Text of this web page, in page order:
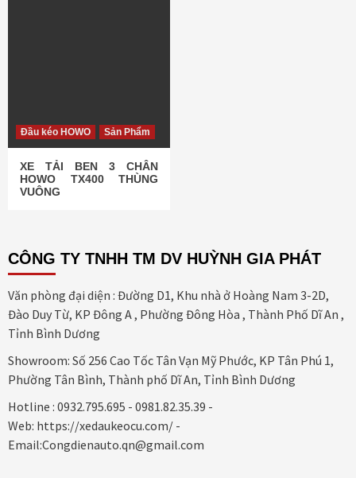
Đầu kéo HOWO Sản Phẩm
XE TẢI BEN 3 CHÂN
HOWO TX400 THÙNG
VUÔNG
CÔNG TY TNHH TM DV HUỲNH GIA PHÁT
Văn phòng đại diện : Đường D1, Khu nhà ở Hoàng Nam 3-2D,
Đào Duy Từ, KP Đông A , Phường Đông Hòa , Thành Phố Dĩ An ,
Tỉnh Bình Dương
Showroom: Số 256 Cao Tốc Tân Vạn Mỹ Phước, KP Tân Phú 1,
Phường Tân Bình, Thành phố Dĩ An, Tỉnh Bình Dương
Hotline : 0932.795.695 - 0981.82.35.39 -
Web: https://xedaukeocu.com/ -
Email:Congdienauto.qn@gmail.com